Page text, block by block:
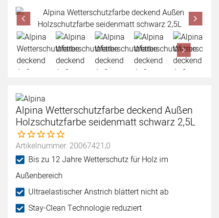
Produktgalerie
Zur Kaufbox springen
Alpina Wetterschutzfarbe deckend Außen
Holzschutzfarbe seidenmatt schwarz 2,5L
Noch keine Bewertungen abgegeben
Artikelnummer: 20067421;0
Bis zu 12 Jahre Wetterschutz für Holz im
Außenbereich
Ultraelastischer Anstrich blättert nicht ab
Stay-Clean Technologie reduziert